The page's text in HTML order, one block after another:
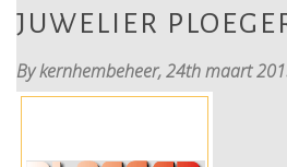
JUWELIER
By kernhembeheer,24th maart